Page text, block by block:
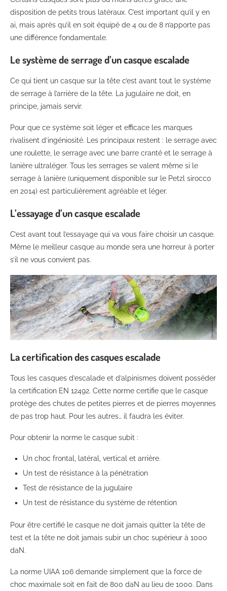
disposition de petits trous latéraux. C’est important qu’il y en
ai, mais après qu’il en soit équipé de 4 ou de 8 n’apporte pas
une différence fondamentale.
Le système de serrage d’un casque escalade
Ce qui tient un casque sur la tête c’est avant tout le système
de serrage à l’arrière de la tête. La jugulaire ne doit, en
principe, jamais servir.
Pour que ce système soit léger et efficace les marques
rivalisent d’ingéniosité. Les principaux restent : le serrage avec
une roulette, le serrage avec une barre cranté et le serrage à
lanière ultraléger. Tous les serrages se valent même si le
serrage à lanière (uniquement disponible sur le Petzl sirocco
en 2014) est particulièrement agréable et léger.
L’essayage d’un casque escalade
C’est avant tout l’essayage qui va vous faire choisir un casque.
Même le meilleur casque au monde sera une horreur à porter
s’il ne vous convient pas.
La certification des casques escalade
Tous les casques d’escalade et d’alpinismes doivent posséder
la certification EN 12492. Cette norme certifie que le casque
protège des chutes de petites pierres et de pierres moyennes
de pas trop haut. Pour les autres… il faudra les éviter.
Pour obtenir la norme le casque subit :
Un choc frontal, latéral, vertical et arrière.
Un test de résistance à la pénétration
Test de résistance de la jugulaire
Un test de résistance du système de rétention
Pour être certifié le casque ne doit jamais quitter la tête de
test et la tête ne doit jamais subir un choc supérieur à 1000
daN.
La norme UIAA 106 demande simplement que la force de
choc maximale soit en fait de 800 daN au lieu de 1000. Dans